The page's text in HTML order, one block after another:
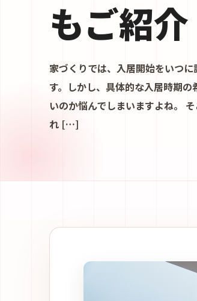
もご紹介
家づくりでは、入居開始をいつ
す。しかし、具体的な入居時期
いのか悩んでしまいますよね。
れ […]